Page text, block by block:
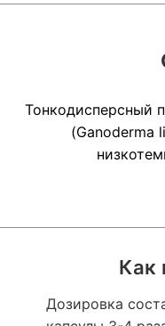
Как
Дозировка
Тонкодисперсный
(Ganoderma